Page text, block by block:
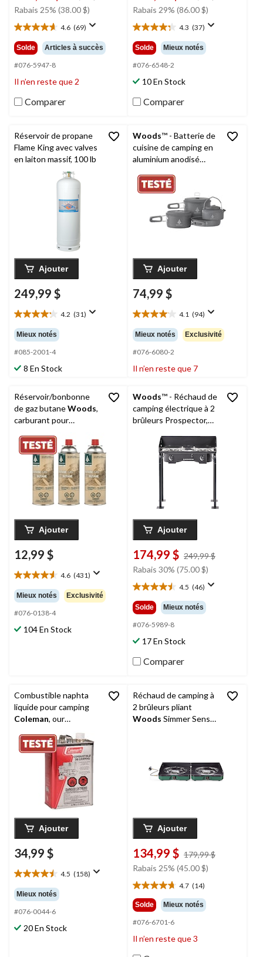
Rabais 25% (38.00 $)
4.6 (69)
4.6
étoile(s)
sur
5.
69
évaluations
Solde Articles à succès
#076-5947-8
Il n’en reste que 2
Comparer
Rabais 29% (86.00 $)
4.3 (37)
4.3
étoile(s)
sur
5.
37
évaluations
Solde Mieux notés
#076-6548-2
10 En Stock
Comparer
Réservoir de propane
Flame King avec valves
en laiton massif, 100 lb
Ajouter
249,99 $
4.2 (31)
4.2
étoile(s)
sur
5.
31
évaluations
Mieux notés
#085-2001-4
8 En Stock
Woods™ - Batterie de
cuisine de camping en
aluminium anodisé
Ajouter
74,99 $
4.1 (94)
4.1
étoile(s)
sur
5.
94
évaluations
Mieux notés Exclusivité
#076-6080-2
Il n’en reste que 7
Réservoir/bonbonne
de gaz butaneWoods,
carburant pour
diateurs de camping,
8 oz, paq. 3
Ajouter
12,99 $
4.6 (431)
4.6
étoile(s)
sur
5.
431
évaluations
Mieux notés Exclusivité
#076-0138-4
104 En Stock
Woods™ - Réchaud de
camping électrique à 2
brûleurs Prospector,
Ajouter
174,99 $ 249,99 $
Rabais 30% (75.00 $)
4.5 (46)
4.5
étoile(s)
sur
5.
46
évaluations
Solde Mieux notés
#076-5989-8
17 En Stock
Comparer
Combustible naphta
liquide pour camping
Coleman, our
radiateurs de camping,
3,78 l
Ajouter
34,99 $
4.5 (158)
4.5
étoile(s)
sur
5.
158
évaluations
Mieux notés
#076-0044-6
20 En Stock
Réchaud de camping à
2 brûleurs pliant
Woods Simmer Sense
Ajouter
134,99 $ 179,99 $
Rabais 25% (45.00 $)
4.7 (14)
4.7
étoile(s)
sur
5.
14
Solde Mieux notés
#076-6701-6
Il n’en reste que 3